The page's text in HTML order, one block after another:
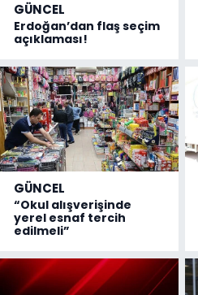
GÜNCEL
Erdoğan’dan flaş seçim
açıklaması!
GÜNCEL
“Okul alışverişinde
yerel esnaf tercih
edilmeli”